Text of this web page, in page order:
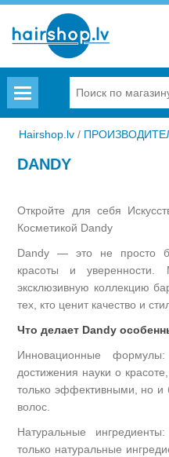
Hairshop.lv /
DANDY
Откройте для себя
Косметикой Dandy
Dandy — это не просто
красоты и
эксклюзивную коллекцию
тех, кто ценит качество и
Что делает Dandy
Инновационные
достижения науки о
только эффективными, но
волос.
Натуральные
только натуральные